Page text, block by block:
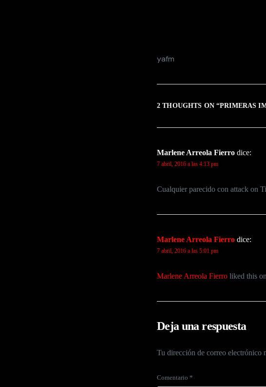
yafm
2 THOUGHTS ON “PRIMERAS
Marlene Arreola Fierro dice:
7 abril, 2016 a las 4:13 pm
Cualquier parecido con attack on
Marlene Arreola Fierro dice:
7 abril, 2016 a las 5:01 pm
Marlene Arreola Fierro liked this
Deja una respuesta
Tu dirección de correo electrónico
Comentario *